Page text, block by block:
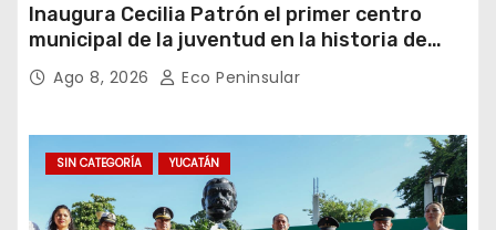
Inaugura Cecilia Patrón el primer centro
municipal de la juventud en la historia de
Mérida
Ago 8, 2026 Eco Peninsular
SIN CATEGORÍA YUCATÁN